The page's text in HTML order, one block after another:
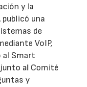
y la
publicó una
de
VoIP,
al Smart
al Comité
y